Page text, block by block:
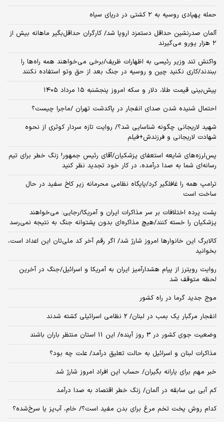
حمله پهپادی روسیه به ۲ کشتی در دریای سیاه
آلمان صدرنشین حداقل دستمزد اروپا شد/ کارگران حداقل‌بگیر ماهانه بیش از
۲ هزار یورو می‌گیرند
واکنش تند وزیر رئیسی به اظهارات ظریف/برخی می‌خواهند همه راه‌ها را
ببندند/کاری نکنید چین و روسیه در جنگ بعد از حق وتو استفاده نکنند
پیش‌بینی قیمت طلا، دلار و سکه امروز پنجشنبه ۱۵ مرداد ۱۴۰۵
احتمال شنیده شدن صدای انفجار در پاکدشت تهران /ماجرا چیست؟
شهید لاریجانی چگونه شناسایی شد؟/ روایت تازه سردار کوثری از نحوه
شهادت لاریجانی و فرزندش+فیلم
پس‌لرزه‌های شایعه استعفای پزشکیان/آقای رئیس جمهور! زنگ خطر برای تیم
رسانه‌ای شما به صدا درآمده، در کار خود تجدید نظر کنید
ترامپ همه را غافلگیر کرد/پایگاه نظامی محرمانه زیر کاخ سفید در حال
ساخت است
پشت پرده اختلافات بر سر مذاکرات ایران و آمریکا/رجایی: می‌خواهند
پزشکیان را خسته کنند/هیچ مذاکره‌ای بدون پشتوانه جنگ به نتیجه نمی‌رسد
کالابرگ این خانوارها امروز شارژ شد/ اگر رقم آخر کد ملی‌تان این اعداد است،
بخوانید
روایت رویترز از پیام هشدارآمیز ایران به آمریکا و اسرائیل/جنگ در آخرین
لحظه متوقف شد
موج جدید گرما در راه کشور
انفجار مرگبار یک بمب در لبنان/ 2 نظامی اسرائیلی کشته شدند
وضعیت جوی کشور در 3 روز آینده/ این 11 استان منتظر باران باشند
مذاکرات لبنان و اسرائیل به حالت تعلیق درآمد/ علت چه بود؟
خبر مهم برای یارانه بگیران/ حساب این افراد امروز شارژ شد
کم آبی بی سابقه در آلمان/ زنگ خطر اقتصاد به صدا درآمد
کدام روش پخت تخم مرغ برای بدن مفید است؟/ خام، آب‌پز یا سرخ‌شده؟